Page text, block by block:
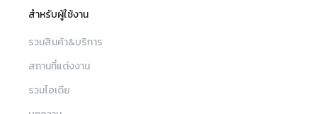
สำหรับผู้ใช้งาน
รวมสินค้า&บริการ
สถานที่แต่งงาน
รวมไอเดีย